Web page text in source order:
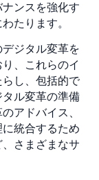
ンスを強化す
たります。
ジタル変革を
、これらのイ
し、包括的で
ル変革の準備
アドバイス、
統合するため
さまざまなサ